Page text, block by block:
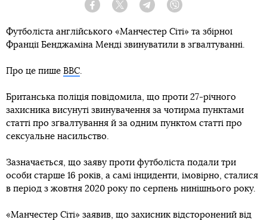
Facebook Twitter Telegram
Футболіста англійського «Манчестер Сіті» та збірної
Франції Бенджаміна Менді звинуватили в зґвалтуванні.
Про це пише BBC.
Британська поліція повідомила, що проти 27-річного
захисника висунуті звинувачення за чотирма пунктами
статті про зґвалтування й за одним пунктом статті про
сексуальне насильство.
Зазначається, що заяву проти футболіста подали три
особи старше 16 років, а самі інциденти, імовірно, сталися
в період з жовтня 2020 року по серпень нинішнього року.
«Манчестер Сіті» заявив, що захисник відсторонений від